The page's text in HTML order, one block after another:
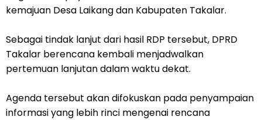
kemajuan Desa Laikang dan Kabupaten Takalar.
Sebagai tindak lanjut dari hasil RDP tersebut, DPRD
Takalar berencana kembali menjadwalkan
pertemuan lanjutan dalam waktu dekat.
Agenda tersebut akan difokuskan pada penyampaian
informasi yang lebih rinci mengenai rencana